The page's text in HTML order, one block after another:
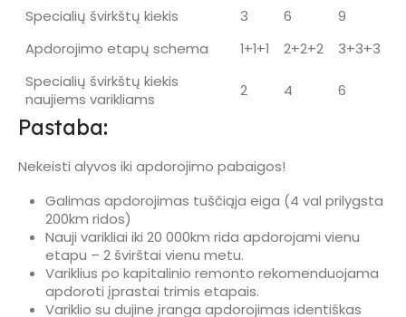
Specialių švirkštų kiekis 3 6
9
Apdorojimo etapų schema
1+1+1 2+2+2
3+3+3
Specialių švirkštų kiekis
naujiems varikliams
2 4 6
Pastaba:
Nekeisti alyvos iki apdorojimo pabaigos!
Galimas apdorojimas tuščiąja eiga (4 val prilygsta
200km ridos)
Nauji varikliai iki 20 000km rida apdorojami vienu
etapu – 2 švirštai vienu metu.
Variklius po kapitalinio remonto rekomenduojama
apdoroti įprastai trimis etapais.
Variklio su dujine įranga apdorojimas identiškas